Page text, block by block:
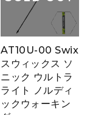
AT10U-00 Swix
スウィックス ソ
ニック ウルトラ
ライト ノルディ
ックウォーキン